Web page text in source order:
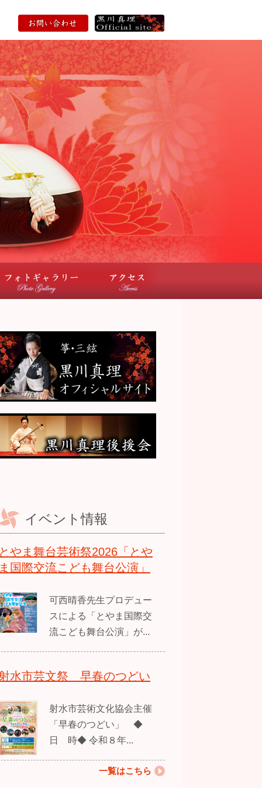
イベント情報
やま舞台芸術祭2026「とや
国際交流こども舞台公演」
可西晴香先生プロデュー
スによる「とやま国際交
流こども舞台公演」が...
水市芸文祭 早春のつどい
射水市芸術文化協会主催
「早春のつどい」 ◆
日 時◆ 令和８年...
一覧はこちら